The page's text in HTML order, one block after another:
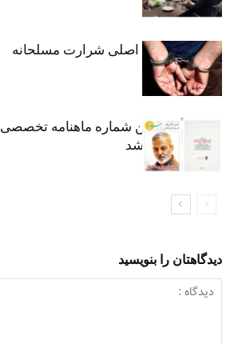
دستگیری متهم اصلی شرارت مسلحانه
هشتاد و هفتمین شماره ماهنامه تخصصی
«سرو» منتشر شد
دیدگاهتان را بنویسید